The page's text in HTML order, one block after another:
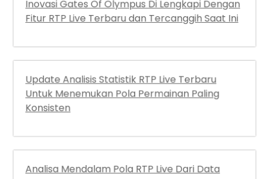
Inovasi Gates Of Olympus Di Lengkapi Dengan
Update Analisis Statistik RTP Live Terbaru
Untuk Menemukan Pola Permainan Paling